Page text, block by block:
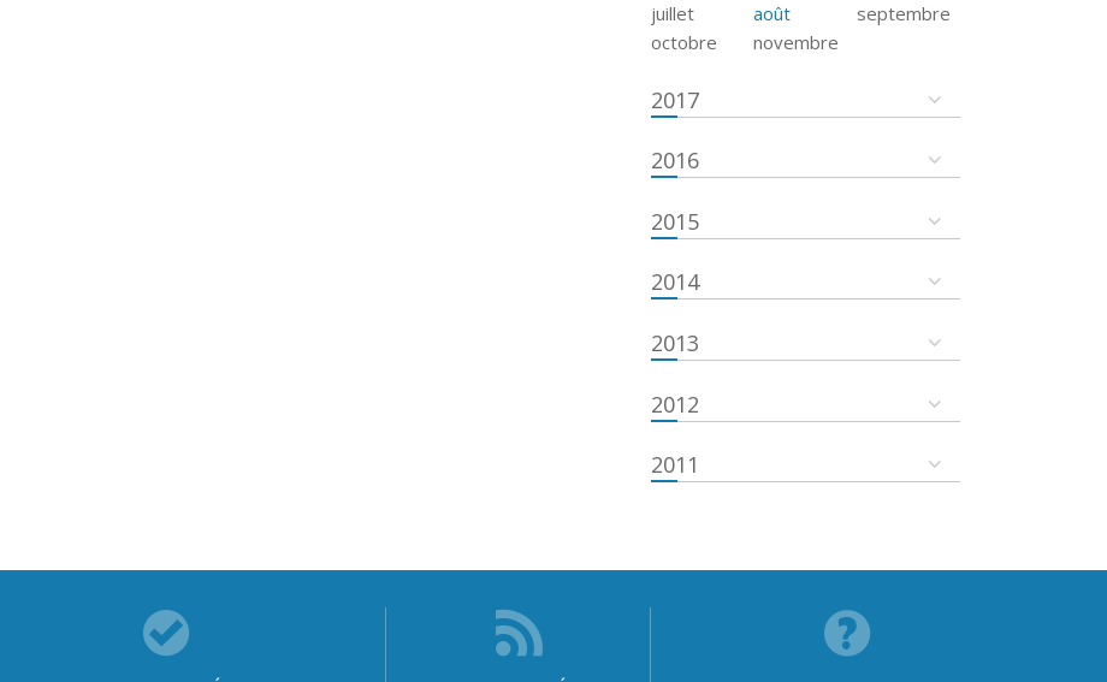
juillet
août
septembre
octobre
novembre
2017
2016
2015
2014
2013
2012
2011